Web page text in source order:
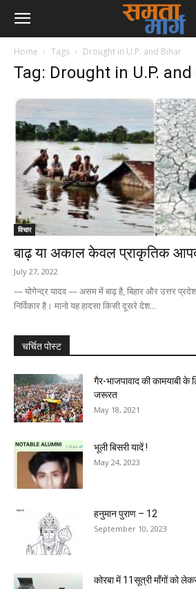
Home Tags Drought in U.P. and Bihar
Tag: Drought in U.P.
विचार
बाढ़ या अकाल केवल प्राकृतिक
July 27, 2022
— योगेन्द्र यादव — असम में बाढ़ है, बिहार और उत्तर
निर्विकार है। मानो यह हादसा किसी दूसरे देश...
चर्चित पोस्ट
गैर-भाजपावाद की कामयाबी के
जरूरत
May 18, 2021
भूली बिसरी यादें !
May 24, 2023
हनुमान पुराण – 12
September 10, 2023
कोरबा में 11सूत्री माँगों को